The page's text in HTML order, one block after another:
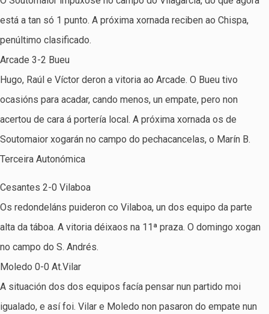
está a tan só 1 punto. A próxima xornada reciben ao Chispa,
penúltimo clasificado.
Arcade 3-2 Bueu
Hugo, Raúl e Víctor deron a vitoria ao Arcade. O Bueu tivo
ocasións para acadar, cando menos, un empate, pero non
acertou de cara á portería local. A próxima xornada os de
Soutomaior xogarán no campo do pechacancelas, o Marín B.
Terceira Autonómica
Cesantes 2-0 Vilaboa
Os redondeláns puideron co Vilaboa, un dos equipo da parte
alta da táboa. A vitoria déixaos na 11ª praza. O domingo xogan
no campo do S. Andrés.
Moledo 0-0 At.Vilar
A situación dos dos equipos facía pensar nun partido moi
igualado, e así foi. Vilar e Moledo non pasaron do empate nun